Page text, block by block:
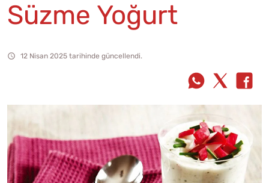
Süzme Yoğurt
12 Nisan 2025 tarihinde güncellendi.